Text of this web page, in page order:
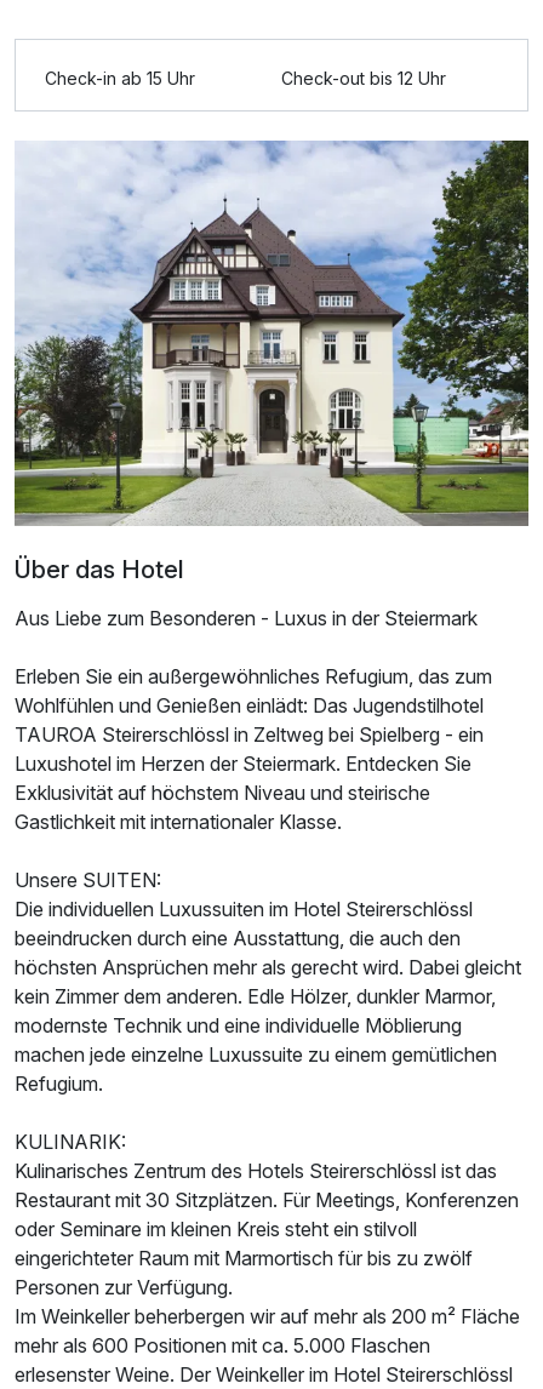
De Luxe Suite (DS) B
2 Erwachsene und 2 Kinder
Ausstattung
Für 6 Tage
Juniorsuite/n
2 Erwachsene
Check-in ab 15 Uhr Check-out bis 12 Uhr
Über das Hotel
Aus Liebe zum Besonderen - Luxus in der Steiermark
Erleben Sie ein außergewöhnliches Refugium, das zum
Wohlfühlen und Genießen einlädt: Das Jugendstilhotel
TAUROA Steirerschlössl in Zeltweg bei Spielberg - ein
Luxushotel im Herzen der Steiermark. Entdecken Sie
Exklusivität auf höchstem Niveau und steirische
Gastlichkeit mit internationaler Klasse.
Unsere SUITEN:
Die individuellen Luxussuiten im Hotel Steirerschlössl
beeindrucken durch eine Ausstattung, die auch den
höchsten Ansprüchen mehr als gerecht wird. Dabei gleicht
kein Zimmer dem anderen. Edle Hölzer, dunkler Marmor,
modernste Technik und eine individuelle Möblierung
machen jede einzelne Luxussuite zu einem gemütlichen
Refugium.
KULINARIK:
Kulinarisches Zentrum des Hotels Steirerschlössl ist das
Restaurant mit 30 Sitzplätzen. Für Meetings, Konferenzen
oder Seminare im kleinen Kreis steht ein stilvoll
eingerichteter Raum mit Marmortisch für bis zu zwölf
Personen zur Verfügung.
Im Weinkeller beherbergen wir auf mehr als 200 m² Fläche
mehr als 600 Positionen mit ca. 5.000 Flaschen
erlesenster Weine. Der Weinkeller im Hotel Steirerschlössl